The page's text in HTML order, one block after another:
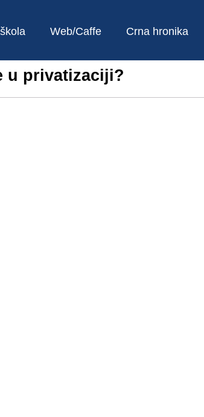
Web/Caffe Crna hronika
u privatizaciji?